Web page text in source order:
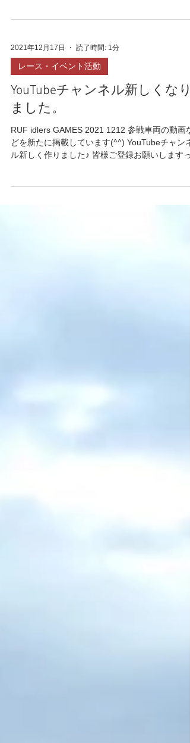
FDでタイムアタックです🔥...
2021年12月17日 読了時間: 1分
レース・イベント活動
YouTubeチャンネル新しくなり
ました。
RUF idlers GAMES 2021 1212 参戦車両の動画な
どを新たに掲載しています(^^) YouTubeチャンネ
🔻🔻🔻